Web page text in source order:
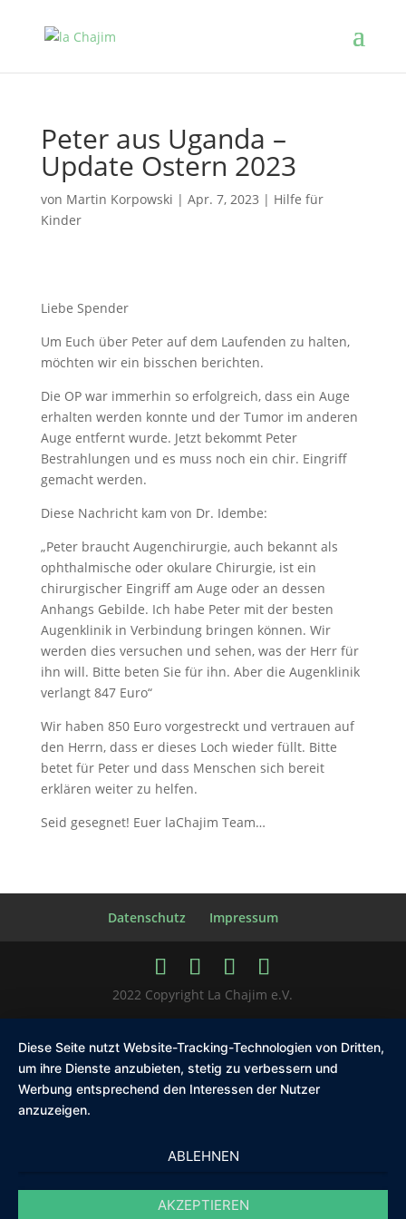
Peter aus Uganda –
Update Ostern 2023
von Martin Korpowski | Apr. 7, 2023 | Hilfe für
Kinder
Liebe Spender
Um Euch über Peter auf dem Laufenden zu halten,
möchten wir ein bisschen berichten.
Die OP war immerhin so erfolgreich, dass ein Auge
erhalten werden konnte und der Tumor im anderen
Auge entfernt wurde. Jetzt bekommt Peter
Bestrahlungen und es muss noch ein chir. Eingriff
gemacht werden.
Diese Nachricht kam von Dr. Idembe:
„Peter braucht Augenchirurgie, auch bekannt als
ophthalmische oder okulare Chirurgie, ist ein
chirurgischer Eingriff am Auge oder an dessen
Anhangs Gebilde. Ich habe Peter mit der besten
Augenklinik in Verbindung bringen können. Wir
werden dies versuchen und sehen, was der Herr für
ihn will. Bitte beten Sie für ihn. Aber die Augenklinik
verlangt 847 Euro“
Wir haben 850 Euro vorgestreckt und vertrauen auf
den Herrn, dass er dieses Loch wieder füllt. Bitte
betet für Peter und dass Menschen sich bereit
erklären weiter zu helfen.
Seid gesegnet! Euer laChajim Team…
Datenschutz Impressum
2022 Copyright La Chajim e.V.
Diese Seite nutzt Website-Tracking-Technologien von Dritten,
um ihre Dienste anzubieten, stetig zu verbessern und
Werbung entsprechend den Interessen der Nutzer
anzuzeigen.
ABLEHNEN
AKZEPTIEREN